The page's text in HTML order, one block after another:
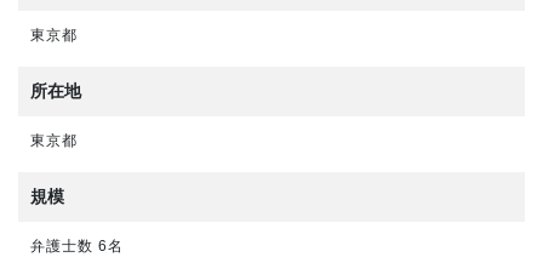
東京都
所在地
東京都
規模
弁護士数 6名